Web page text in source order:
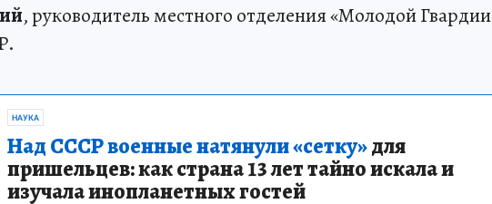
, руководитель местного отделения «Молодой Гвардии
НАУКА
Над СССР военные натянули «сетку»для
пришельцев: как страна 13 лет тайно искала и
изучала инопланетных гостей